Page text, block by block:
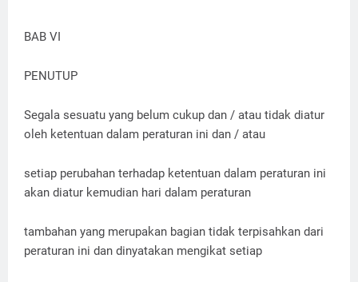
BAB VI
PENUTUP
Segala sesuatu yang belum cukup dan / atau tidak diatur
oleh ketentuan dalam peraturan ini dan / atau
setiap perubahan terhadap ketentuan dalam peraturan ini
akan diatur kemudian hari dalam peraturan
tambahan yang merupakan bagian tidak terpisahkan dari
peraturan ini dan dinyatakan mengikat setiap